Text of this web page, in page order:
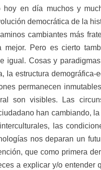
en día muchos y
democrática de la
cambiantes más
Pero es cierto
igual. Cosas y
estructura demográfica-
permanecen
son visibles. Las
han cambiando,
las
nos deparan un
que como primera
a explicar y/o entender